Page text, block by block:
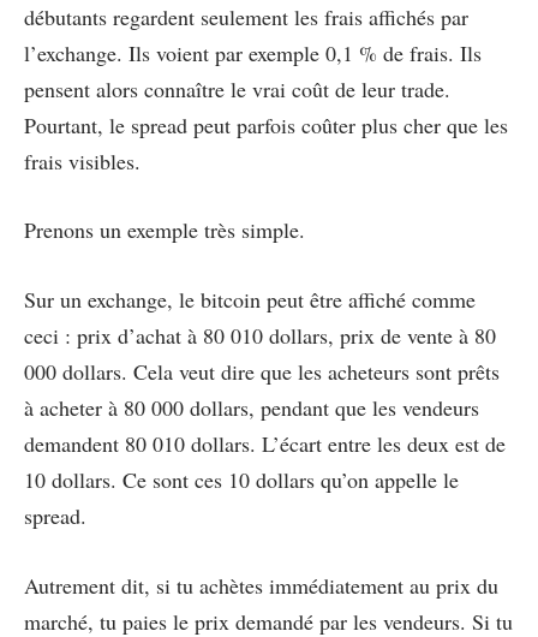
débutants regardent seulement les frais affichés par
l’exchange. Ils voient par exemple 0,1 % de frais. Ils
pensent alors connaître le vrai coût de leur trade.
Pourtant, le spread peut parfois coûter plus cher que les
frais visibles.
Prenons un exemple très simple.
Sur un exchange, le bitcoin peut être affiché comme
ceci : prix d’achat à 80 010 dollars, prix de vente à 80
000 dollars. Cela veut dire que les acheteurs sont prêts
à acheter à 80 000 dollars, pendant que les vendeurs
demandent 80 010 dollars. L’écart entre les deux est de
10 dollars. Ce sont ces 10 dollars qu’on appelle le
spread.
Autrement dit, si tu achètes immédiatement au prix du
marché, tu paies le prix demandé par les vendeurs. Si tu